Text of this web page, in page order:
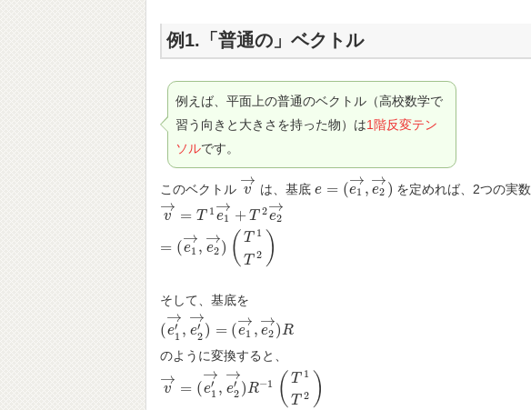
例1.「普通の」ベクトル
例えば、平面上の普通のベクトル（高校数学で
習う向きと大きさを持った物）は1階反変テン
ソルです。
このベクトル v
→
v→ は、基底e = (e1
→
, e2
→
)
e =(e 1→ e2→ を定めれば、2つの実数
v
→
= T 1 e1
→
+ T 2e2
→
= (e1
→
, e2
→
) ( T 1
T 2 )
v→ =T 1e1→ +T2e2→=
そして、基底を
(e′
1
→
, e′
2
→
) = ( e1
→
, e2
→
)R
( e1 →,e 2 → )=(e 1 →, e2→
のように変換すると、
v
→
= (e′
1
→
, e′
2
→
)R−1 ( T 1
T 2 )
v→ =(e1′→, e2 →)R− 1 T )